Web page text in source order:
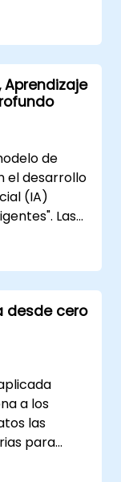
Aprendizaje
de
el desarrollo
(IA)
Las
(ML),
de la IA.
del
desde cero
a los
las
para